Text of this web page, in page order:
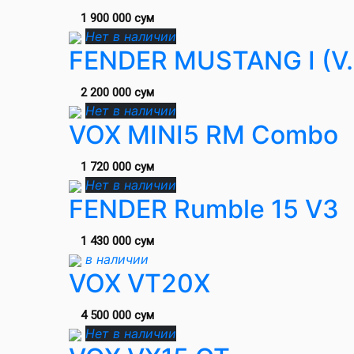
1 900 000 сум
Нет в наличии
FENDER MUSTANG I
2 200 000 сум
Нет в наличии
VOX MINI5 RM Combo
1 720 000 сум
Нет в наличии
FENDER Rumble 15 V3
1 430 000 сум
в наличии
VOX VT20X
4 500 000 сум
Нет в наличии